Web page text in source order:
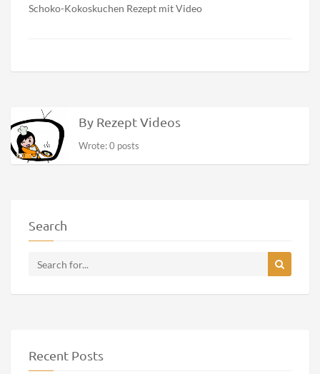
Schoko-Kokoskuchen Rezept mit Video
By Rezept Videos
Wrote: 0 posts
Search
Recent Posts